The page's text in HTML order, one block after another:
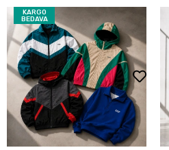
KARGO
BEDAVA